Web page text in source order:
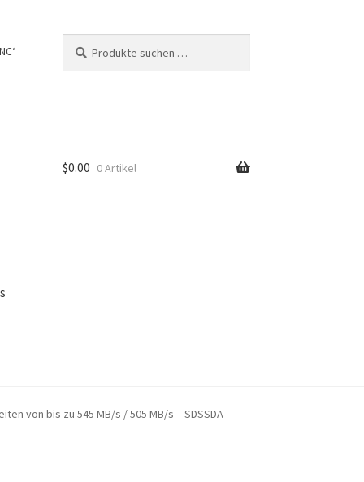
nach:
$0.00 0 Artikel
von bis zu 545 MB/s / 505 MB/s – SDSSDA-